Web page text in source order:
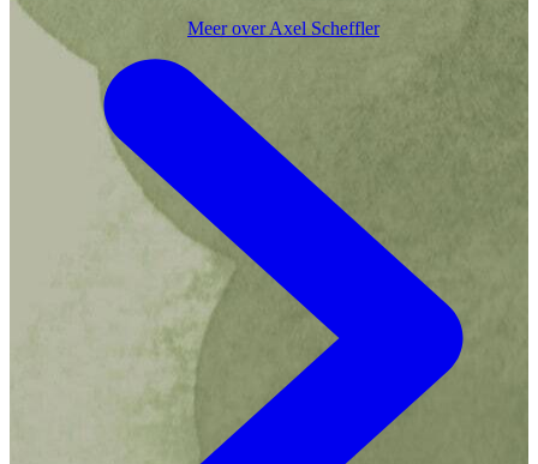
verschillende keren geëxposeerd en werd diverse malen
bekroond.
is zijn beroemdste creatie.Hij is
ambassadeur van de liefdadigheidsorganisatie Three
Meer over Axel Scheffler